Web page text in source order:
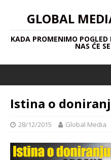
GLOBAL
KADA PROMENIMO POGLED
NAS ĆE
Istina o
28/12/2015 Global Media